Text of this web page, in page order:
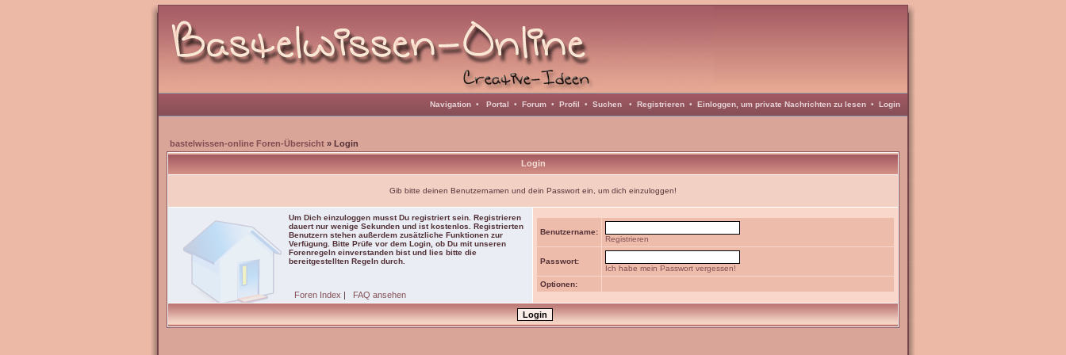
Navigation • Portal • Forum • Profil • Suchen • Registrieren • Einloggen, um private Nachrichten zu lesen • Login
bastelwissen-online Foren-Übersicht » Login
Login
Gib bitte deinen Benutzernamen und dein Passwort ein, um dich einzuloggen!
Um Dich einzuloggen musst Du registriert sein. Registrieren
dauert nur wenige Sekunden und ist kostenlos. Registrierten
Benutzern stehen außerdem zusätzliche Funktionen zur
Verfügung. Bitte Prüfe vor dem Login, ob Du mit unseren
Forenregeln einverstanden bist und lies bitte die
bereitgestellten Regeln durch.
Foren Index | FAQ ansehen
Benutzername:
Registrieren
Passwort:
Ich habe mein Passwort vergessen!
Optionen: